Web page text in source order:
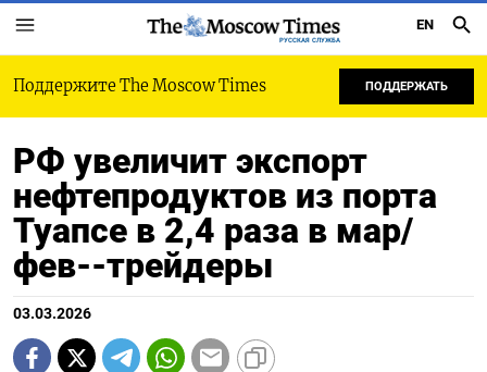
РУССКАЯ СЛУЖБА
EN
Поддержите The Moscow Times ПОДДЕРЖАТЬ
РФ увеличит экспорт
нефтепродуктов из порта
Туапсе в 2,4 раза в мар/
фев--трейдеры
03.03.2026